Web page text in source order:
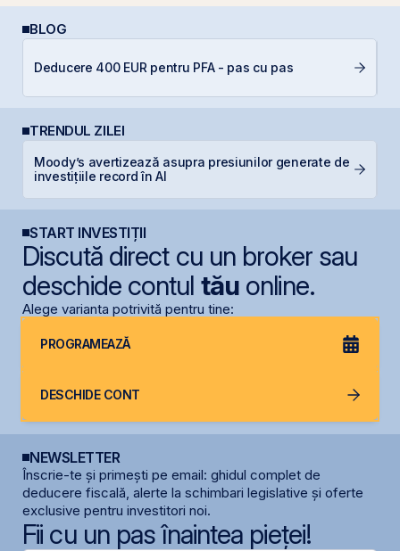
BLOG
Deducere 400 EUR pentru PFA - pas cu pas
TRENDUL ZILEI
Moody’s avertizează asupra presiunilor generate de
investițiile record în AI
START INVESTIȚII
Discută direct cu un broker sau
deschide contul tăuonline.
Alege varianta potrivită pentru tine:
PROGRAMEAZĂ
DESCHIDE CONT
NEWSLETTER
Înscrie-te și primești pe email: ghidul complet de
deducere fiscală, alerte la schimbari legislative și oferte
exclusive pentru investitori noi.
Fii cu un pas înaintea pieței!